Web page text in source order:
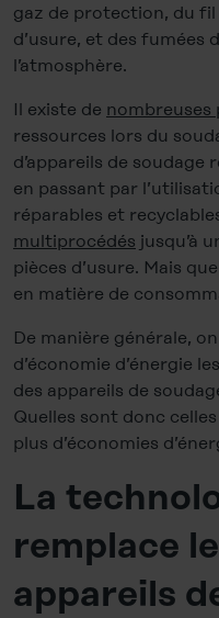
gaz de protection, du fil
d’usure, et des fumées
l’atmosphère.
Il existe de nombreuses
ressources lors du
d’appareils de soudage
en passant par
réparables et
multiprocédés jusqu’à
pièces d’usure. Mais
en matière de
De manière générale,
d’économie d’énergie
des appareils de
Quelles sont donc
plus d’économies
La
remplace
appareils